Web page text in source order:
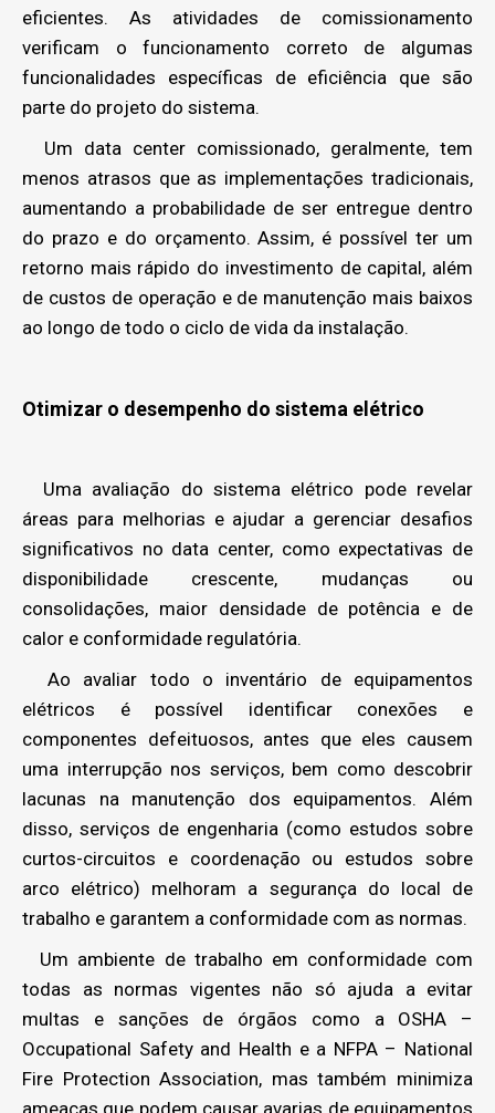
eficientes. As atividades de comissionamento
verificam o funcionamento correto de algumas
funcionalidades específicas de eficiência que são
parte do projeto do sistema.
Um data center comissionado, geralmente, tem
menos atrasos que as implementações tradicionais,
aumentando a probabilidade de ser entregue dentro
do prazo e do orçamento. Assim, é possível ter um
retorno mais rápido do investimento de capital, além
de custos de operação e de manutenção mais baixos
ao longo de todo o ciclo de vida da instalação.
Otimizar o desempenho do sistema elétrico
Uma avaliação do sistema elétrico pode revelar
áreas para melhorias e ajudar a gerenciar desafios
significativos no data center, como expectativas de
disponibilidade crescente, mudanças ou
consolidações, maior densidade de potência e de
calor e conformidade regulatória.
Ao avaliar todo o inventário de equipamentos
elétricos é possível identificar conexões e
componentes defeituosos, antes que eles causem
uma interrupção nos serviços, bem como descobrir
lacunas na manutenção dos equipamentos. Além
disso, serviços de engenharia (como estudos sobre
curtos-circuitos e coordenação ou estudos sobre
arco elétrico) melhoram a segurança do local de
trabalho e garantem a conformidade com as normas.
Um ambiente de trabalho em conformidade com
todas as normas vigentes não só ajuda a evitar
multas e sanções de órgãos como a OSHA –
Occupational Safety and Health e a NFPA – National
Fire Protection Association, mas também minimiza
ameaças que podem causar avarias de equipamentos